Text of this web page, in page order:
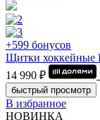
+599 бонусов
Щитки хоккейные
14 990 ₽
быстрый просмотр
В избранное
НОВИНКА